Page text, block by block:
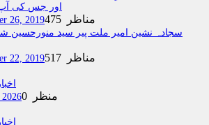
اور جس کی
26, 2019 475 مناظر
سجادہ نشین امیر ملت پیر سید
22, 2019 517 مناظر
0 منظر